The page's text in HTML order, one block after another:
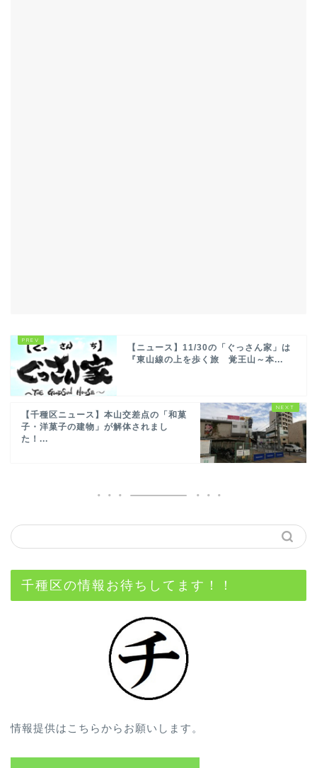
【ニュース】11/30の「ぐっさん家」は
『東山線の上を歩く旅 覚王山～本...
【千種区ニュース】本山交差点の「和菓
子・洋菓子の建物」が解体されまし
た！...
千種区の情報お待ちしてます！！
情報提供はこちらからお願いします。